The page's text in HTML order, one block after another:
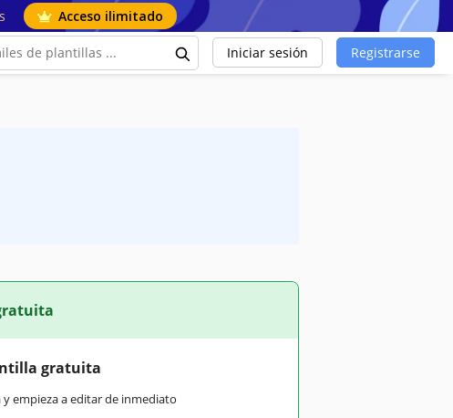
Acceso ilimitado
Iniciar sesión Registrarse
gratuita
empieza a editar de inmediato